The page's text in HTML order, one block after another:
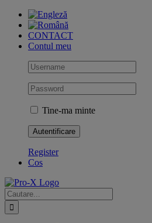
Skip
contentCONTACT
Contul meu
Tine-ma minte
Register
Cos
Cautare...